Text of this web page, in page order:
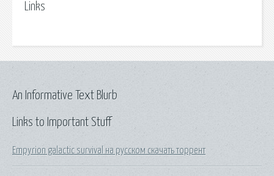
Links
Links to Important Stuff
Empyrion galactic survival на русском скачать торрент
An Informative Text Blurb